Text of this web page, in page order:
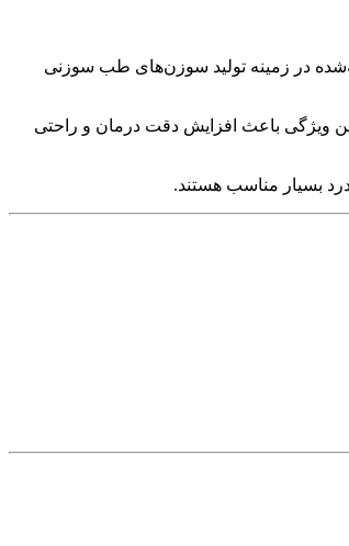
در زمینه تولید سوزن‌های طب سوزنی
ویژگی باعث افزایش دقت درمان و راحتی
بسیار مناسب هستند.